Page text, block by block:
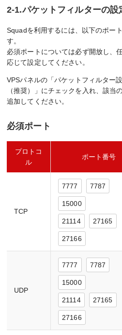
2-1.パケットフィルターの設
Squadを利用するには、以下のポー
す。
必須ポートについては必ず開放し、
応じて設定してください。
VPSパネルの「パケットフィルター
（推奨）」にチェックを入れ、該当
追加してください。
必須ポート
プロトコ
ル
ポート番号
TCP
7777 7787
15000
21114 27165
27166
UDP
7777 7787
15000
21114 27165
27166